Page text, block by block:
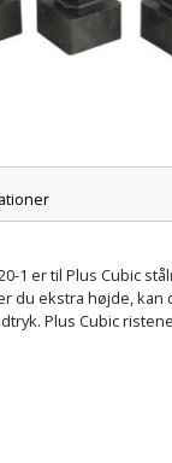
1 er til Plus Cubic
du ekstra højde, kan
Plus Cubic